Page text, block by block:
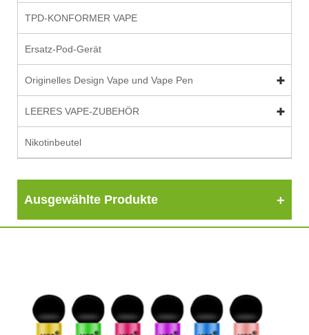
TPD-KONFORMER VAPE
Ersatz-Pod-Gerät
Originelles Design Vape und Vape Pen
LEERES VAPE-ZUBEHÖR
Nikotinbeutel
Ausgewählte Produkte